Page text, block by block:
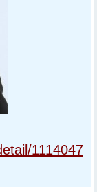
1114047